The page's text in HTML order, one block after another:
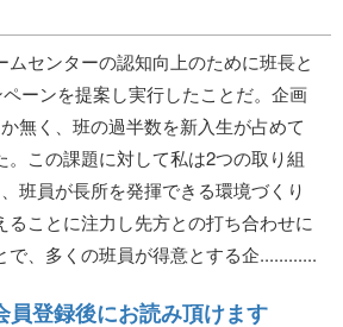
センターの認知向上のために班長と
ーンを提案し実行したことだ。企画
無く、班の過半数を新入生が占めて
。この課題に対して私は2つの取り組
班員が長所を発揮できる環境づくり
ることに注力し先方との打ち合わせに
、多くの班員が得意とする企............
登録後にお読み頂けます